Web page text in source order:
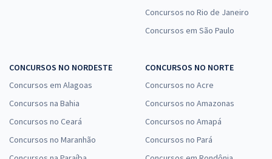
Concursos no Rio de Janeiro
Concursos em São Paulo
CONCURSOS NO NORDESTE
Concursos em Alagoas
Concursos na Bahia
Concursos no Ceará
Concursos no Maranhão
CONCURSOS NO NORTE
Concursos no Acre
Concursos no Amazonas
Concursos no Amapá
Concursos no Pará